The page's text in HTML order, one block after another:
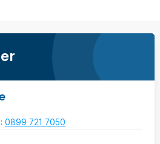
0899 721 7050